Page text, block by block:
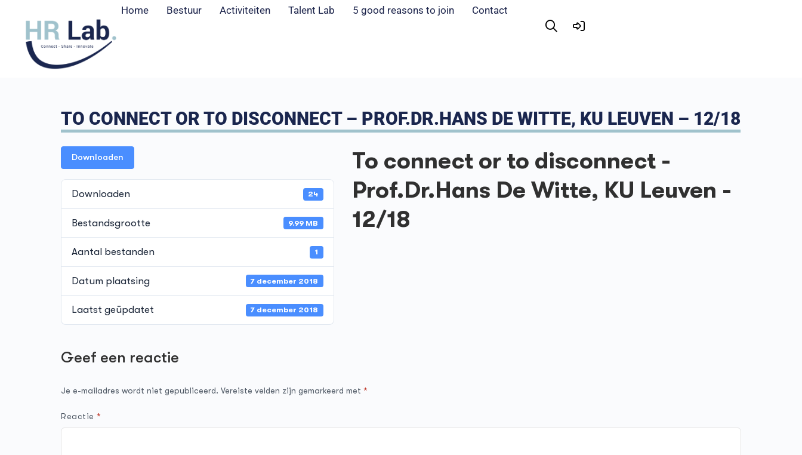
Home Bestuur Activiteiten Talent Lab 5 good reasons to join Contact
TO CONNECT OR TO DISCONNECT – PROF.DR.HANS DE WITTE, KU LEUVEN – 12/18
Downloaden
Downloaden 24
Bestandsgrootte 9.99 MB
Aantal bestanden 1
Datum plaatsing 7 december 2018
Laatst geüpdatet 7 december 2018
To connect or to disconnect -
Prof.Dr.Hans De Witte, KU Leuven -
12/18
Geef een reactie
Je e-mailadres wordt niet gepubliceerd. Vereiste velden zijn gemarkeerd met *
Reactie*